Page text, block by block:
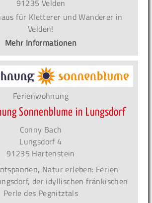
91235 Velden
für Kletterer und Wanderer in
Velden!
Mehr Informationen
Ferienwohnung
Sonnenblume in Lungsdorf
Conny Bach
Lungsdorf 4
91235 Hartenstein
Natur erleben: Ferien
der idyllischen fränkischen
Perle des Pegnitztals